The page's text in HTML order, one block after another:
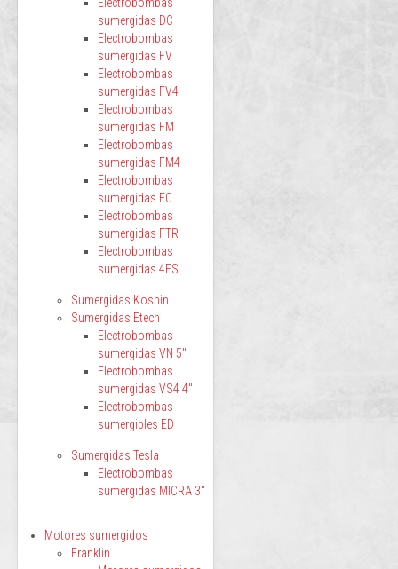
sumergidas DC
Electrobombas
sumergidas FV
Electrobombas
sumergidas FV4
Electrobombas
sumergidas FM
Electrobombas
sumergidas FM4
Electrobombas
sumergidas FC
Electrobombas
sumergidas FTR
Electrobombas
sumergidas 4FS
Sumergidas Koshin
Sumergidas Etech
Electrobombas
sumergidas VN 5"
Electrobombas
sumergidas VS4 4"
Electrobombas
sumergibles ED
Sumergidas Tesla
Electrobombas
sumergidas MICRA 3"
Motores sumergidos
Franklin